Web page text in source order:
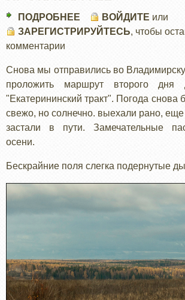
ПОДРОБНЕЕ
ЕКТЕРИНИНСКИЙ
№2
ВОЙДИТЕ или
ЗАРЕГИСТРИРУЙТЕСЬ, чтобы
комментарии
Снова мы отправились во
проложить маршрут второго дня
"Екатерининский тракт". Погода снова
свежо, но солнечно. выехали рано, еще
застали в пути. Замечательные
осени.
Бескрайние поля слегка подернутые